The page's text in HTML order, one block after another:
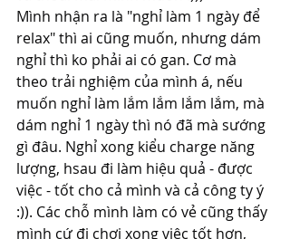
Mình nhận ra là "nghỉ làm 1 ngày để
relax" thì ai cũng muốn, nhưng dám
nghỉ thì ko phải ai có gan. Cơ mà
theo trải nghiệm của mình á, nếu
muốn nghỉ làm lắm lắm lắm lắm, mà
dám nghỉ 1 ngày thì nó đã mà sướng
gì đâu. Nghỉ xong kiểu charge năng
lượng, hsau đi làm hiệu quả - được
việc - tốt cho cả mình và cả công ty ý
:)). Các chỗ mình làm có vẻ cũng thấy
mình cứ đi chơi xong việc tốt hơn,